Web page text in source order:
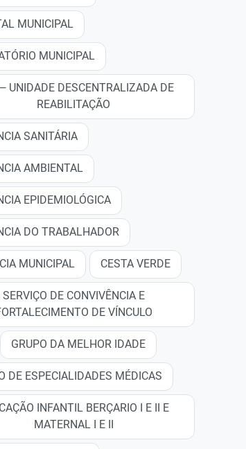
MUNICIPAL
MUNICIPAL
UNIDADE DESCENTRALIZADA DE
REABILITAÇÃO
SANITÁRIA
AMBIENTAL
EPIDEMIOLÓGICA
DO TRABALHADOR
MUNICIPAL CESTA VERDE
SERVIÇO DE CONVIVÊNCIA E
DE VÍNCULO
GRUPO DA MELHOR IDADE
DE ESPECIALIDADES MÉDICAS
INFANTIL BERÇARIO I E II E
MATERNAL I E II